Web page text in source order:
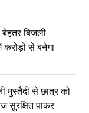
बिजली
करोड़ों से बनेगा
मुस्तैदी से छात्र को
सुरक्षित पाकर